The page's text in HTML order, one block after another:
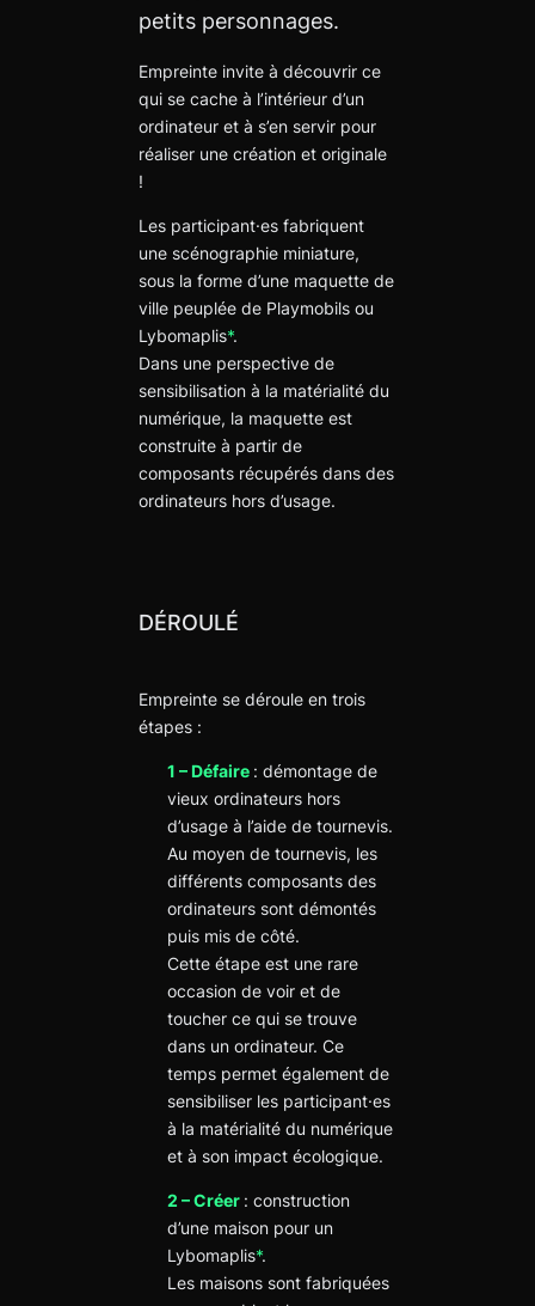
petits personnages.
Empreinte invite à découvrir ce
qui se cache à l’intérieur d’un
ordinateur et à s’en servir pour
réaliser une création et originale
!
Les participant·es fabriquent
une scénographie miniature,
sous la forme d’une maquette de
ville peuplée de Playmobils ou
Lybomaplis*.
Dans une perspective de
sensibilisation à la matérialité du
numérique, la maquette est
construite à partir de
composants récupérés dans des
ordinateurs hors d’usage.
DÉROULÉ
Empreinte se déroule en trois
étapes :
1 – Défaire : démontage de
vieux ordinateurs hors
d’usage à l’aide de tournevis.
Au moyen de tournevis, les
différents composants des
ordinateurs sont démontés
puis mis de côté.
Cette étape est une rare
occasion de voir et de
toucher ce qui se trouve
dans un ordinateur. Ce
temps permet également de
sensibiliser les participant·es
à la matérialité du numérique
et à son impact écologique.
2 – Créer : construction
d’une maison pour un
Lybomaplis*.
Les maisons sont fabriquées